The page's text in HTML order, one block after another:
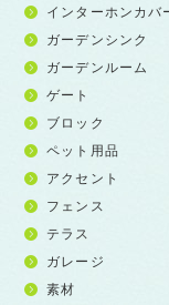
インターホンカバ
ガーデンシンク
ガーデンルーム
ゲート
ブロック
ペット用品
アクセント
フェンス
テラス
ガレージ
素材